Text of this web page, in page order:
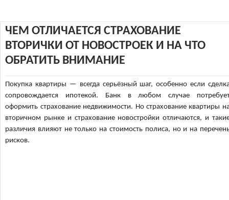
ЧЕМ ОТЛИЧАЕТСЯ СТРАХОВАНИЕ
ВТОРИЧКИ ОТ НОВОСТРОЕК И НА ЧТО
ОБРАТИТЬ ВНИМАНИЕ
Покупка квартиры — всегда серьёзный шаг, особенно если
сопровождается ипотекой. Банк в любом случае
оформить страхование недвижимости. Но страхование квартиры
вторичном рынке и страхование новостройки отличаются, и
различия влияют не только на стоимость полиса, но и на
рисков.